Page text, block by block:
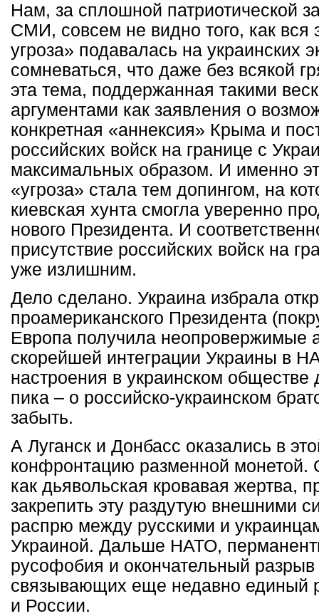
Нам, за сплошной патриотической
СМИ, совсем не видно того, как вся
угроза» подавалась на украинских
сомневаться, что даже без всякой
эта тема, поддержанная такими
аргументами как заявления о
конкретная «аннексия» Крыма и
российских войск на границе с
максимальных образом. И именно
«угроза» стала тем допингом, на
киевская хунта смогла уверенно
нового Президента. И
присутствие российских войск на
уже излишним.
Дело сделано. Украина избрала
проамериканского Президента
Европа получила неопровержимые
скорейшей интеграции Украины в
настроения в украинском обществе
пика – о российско-украинском
забыть.
А Луганск и Донбасс оказались в
конфронтацию разменной монетой.
как дьявольская кровавая жертва,
закрепить эту раздутую внешними
распрю между русскими и
Украиной. Дальше НАТО,
русофобия и окончательный разрыв
связывающих еще недавно единый
и России.